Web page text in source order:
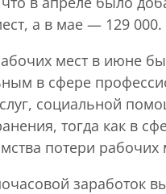
а в мае — 129 000.
мест в июне
в сфере
социальной
тогда как в
потери рабочих
заработок